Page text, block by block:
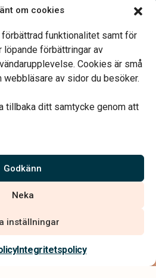
om cookies
funktionalitet samt för
löpande förbättringar av
Cookies är små
av sidor du besöker.
tillbaka ditt samtycke genom att
Godkänn
Neka
inställningar
Integritetspolicy
Kontakta oss
Begravningsbyråers Förbund och
utbildning, kvalitet, miljö och arbetsmiljö.